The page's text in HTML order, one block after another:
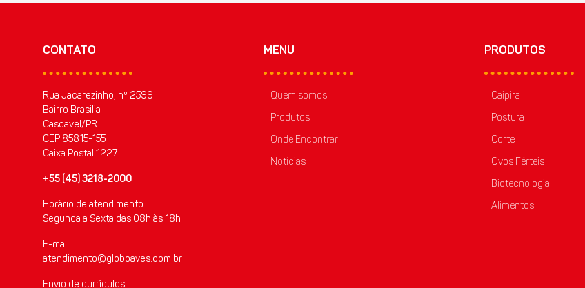
CONTATO
Rua Jacarezinho, nº 2599
Bairro Brasilia
Cascavel/PR
CEP 85815-155
Caixa Postal 1227
+55 (45) 3218-2000
Horário de atendimento:
Segunda a Sexta das 08h às 18h
E-mail:
atendimento@globoaves.com.br
Envio de currículos:
MENU
Quem somos
Produtos
Onde Encontrar
Notícias
PRODUTOS
Caipira
Postura
Corte
Ovos Férteis
Biotecnologia
Alimentos